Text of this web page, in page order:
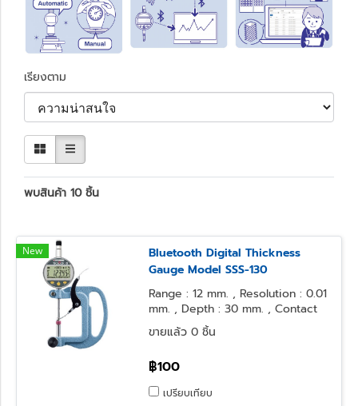
เรียงตาม
พบสินค้า 10 ชิ้น
New
Bluetooth Digital Thickness
Gauge Model SSS-130
Range : 12 mm. , Resolution : 0.01
mm. , Depth : 30 mm. , Contact
Point : φ10 Flat , Anvil Form : φ10
Flat
ขายแล้ว 0 ชิ้น
฿100
เปรียบเทียบ